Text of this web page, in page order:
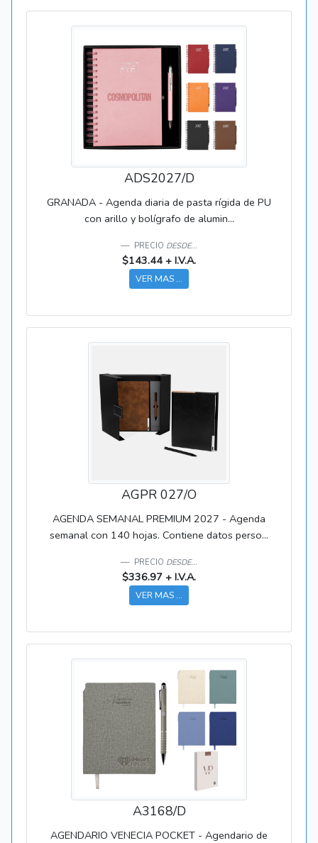
ADS2027/D
GRANADA - Agenda diaria de pasta rígida de PU
con arillo y bolígrafo de alumin...
PRECIO DESDE...
$143.44 + I.V.A.
VER MAS ...
AGPR 027/O
AGENDA SEMANAL PREMIUM 2027 - Agenda
semanal con 140 hojas. Contiene datos perso...
PRECIO DESDE...
$336.97 + I.V.A.
VER MAS ...
A3168/D
AGENDARIO VENECIA POCKET - Agendario de